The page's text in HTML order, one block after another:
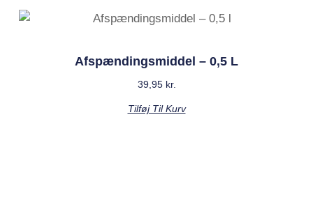
Afspændingsmiddel – 0,5 L
39,95 kr.
Tilføj Til Kurv